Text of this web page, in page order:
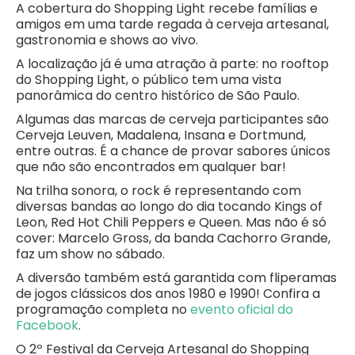
A cobertura do Shopping Light recebe famílias e
amigos em uma tarde regada à cerveja artesanal,
gastronomia e shows ao vivo.
A localização já é uma atração à parte: no rooftop
do Shopping Light, o público tem uma vista
panorâmica do centro histórico de São Paulo.
Algumas das marcas de cerveja participantes são
Cerveja Leuven, Madalena, Insana e Dortmund,
entre outras. É a chance de provar sabores únicos
que não são encontrados em qualquer bar!
Na trilha sonora, o rock é representando com
diversas bandas ao longo do dia tocando Kings of
Leon, Red Hot Chili Peppers e Queen. Mas não é só
cover: Marcelo Gross, da banda Cachorro Grande,
faz um show no sábado.
A diversão também está garantida com fliperamas
de jogos clássicos dos anos 1980 e 1990! Confira a
programação completa no evento oficial do
Facebook.
O 2º Festival da Cerveja Artesanal do Shopping